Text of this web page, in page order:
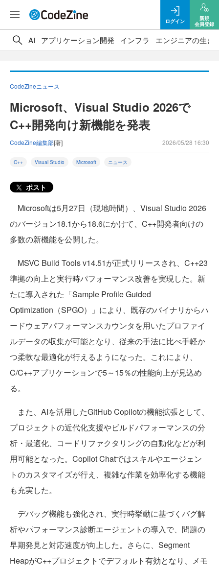
ログイン
新規
会員登録
AI アプリケーション開発 インフラ エンジニアの生き
CodeZineニュース
Microsoft、Visual Studio 2026で
C++開発向け新機能を発表
CodeZine編集部[著] 2026/05/28 16:30
C++ Visual Studio Microsoft ニュース
ポスト
Microsoftは5月27日（現地時間）、Visual Studio 2026
のバージョン18.1から18.6にかけて、C++開発者向けの
多数の新機能を公開した。
MSVC Build Tools v14.51が正式リリースされ、C++23
準拠の向上と実行時パフォーマンス改善を実現した。新
たに導入された「Sample Profile Guided
Optimization（SPGO）」により、既存のバイナリからハ
ードウェアパフォーマンスカウンタを用いたプロファイ
ルデータの収集が可能となり、従来の手法に比べ手軽か
つ柔軟な最適化が行えるようになった。これにより、
C/C++アプリケーションで5～15％の性能向上が見込め
る。
また、AIを活用したGitHub Copilotの機能拡張として、
プロジェクトの近代化支援やビルドパフォーマンスの分
析・最適化、コードリファクタリングの自動化などが利
用可能となった。Copilot Chatではスキルやエージェン
トのカスタマイズが行え、複雑な作業を効率化する機能
も充実した。
デバッグ機能も強化され、実行時挙動に基づくバグ解
析やパフォーマンス診断エージェントの導入で、問題の
早期発見と対応速度が向上した。さらに、Segment
HeapがC++プロジェクトでデフォルト有効となり、メモ